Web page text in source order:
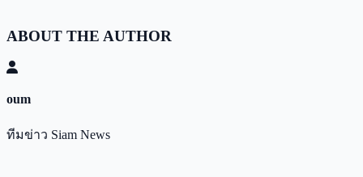
ABOUT THE AUTHOR
oum
ทีมข่าว Siam News